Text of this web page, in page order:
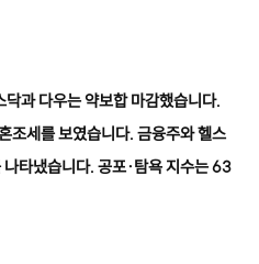
과 다우는 약보합 마감했습니다.
조세를 보였습니다. 금융주와 헬스
타냈습니다. 공포·탐욕 지수는 63